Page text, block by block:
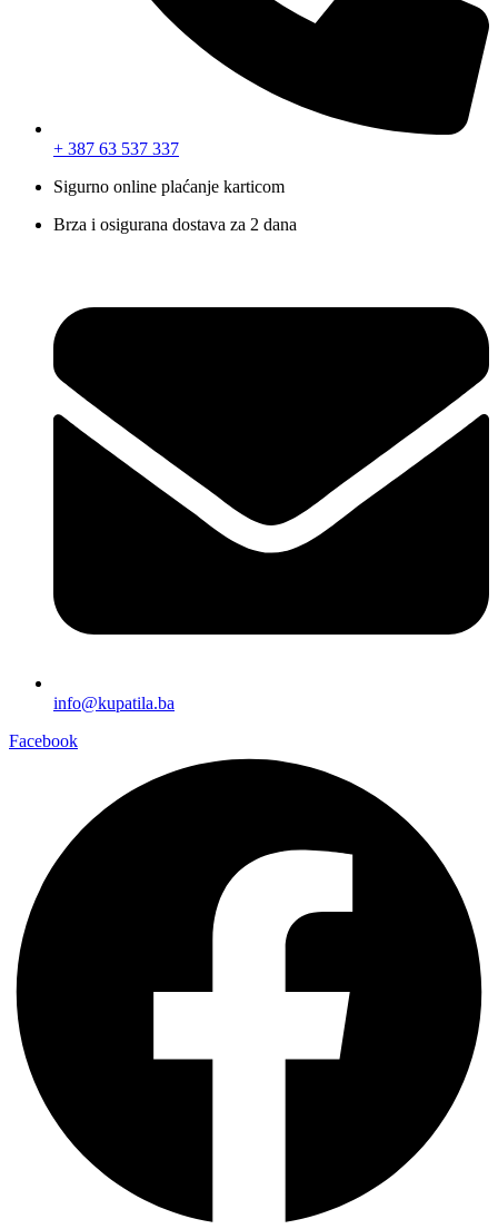
+ 387 63 537 337
Sigurno online plaćanje karticom
Brza i osigurana dostava za 2 dana
info@kupatila.ba
Facebook